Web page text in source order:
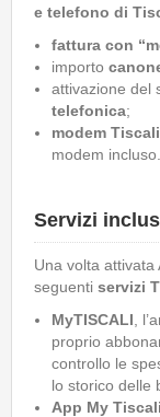
e telefono di
fattura con
importo
attivazione del
telefonica;
modem
modem incluso.
Servizi
Una volta attivata
seguenti servizi
MyTISCALI ,
proprio
controllo le
lo storico delle
App My Tiscali